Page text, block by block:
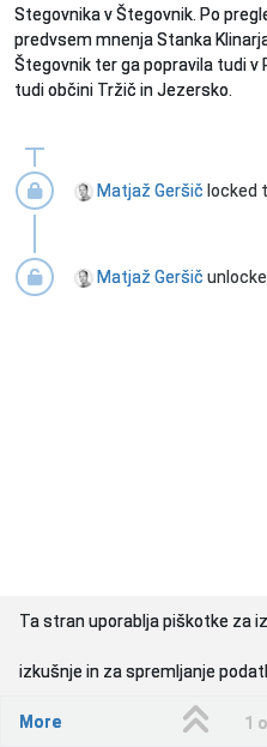
Stegovnika v Štegovnik. Po
predvsem mnenja Stanka
Štegovnik ter ga popravila tudi v
tudi občini Tržič in Jezersko.
Matjaž Geršič locked
Matjaž Geršič
1
Ta stran uporablja piškotke za
izkušnje in za spremljanje
More